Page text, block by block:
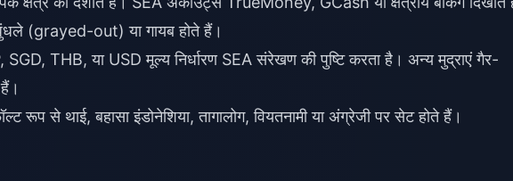
(grayed-out) या गायब होते हैं।
THB, या USD मूल्य निर्धारण SEA संरेखण की पुष्टि करता है। अन्य मुद्राएं गैर-
रूप से थाई, बहासा इंडोनेशिया, तागालोग, वियतनामी या अंग्रेजी पर सेट होते हैं।